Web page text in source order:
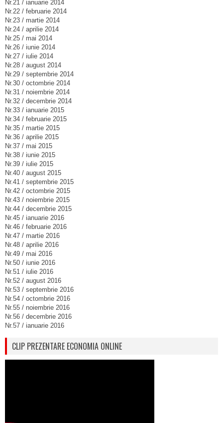
Nr.21 / ianuarie 2014
Nr.22 / februarie 2014
Nr.23 / martie 2014
Nr.24 / aprilie 2014
Nr.25 / mai 2014
Nr.26 / iunie 2014
Nr.27 / iulie 2014
Nr.28 / august 2014
Nr.29 / septembrie 2014
Nr.30 / octombrie 2014
Nr.31 / noiembrie 2014
Nr.32 / decembrie 2014
Nr.33 / ianuarie 2015
Nr.34 / februarie 2015
Nr.35 / martie 2015
Nr.36 / aprilie 2015
Nr.37 / mai 2015
Nr.38 / iunie 2015
Nr.39 / iulie 2015
Nr.40 / august 2015
Nr.41 / septembrie 2015
Nr.42 / octombrie 2015
Nr.43 / noiembrie 2015
Nr.44 / decembrie 2015
Nr.45 / ianuarie 2016
Nr.46 / februarie 2016
Nr.47 / martie 2016
Nr.48 / aprilie 2016
Nr.49 / mai 2016
Nr.50 / iunie 2016
Nr.51 / iulie 2016
Nr.52 / august 2016
Nr.53 / septembrie 2016
Nr.54 / octombrie 2016
Nr.55 / noiembrie 2016
Nr.56 / decembrie 2016
Nr.57 / ianuarie 2016
CLIP PREZENTARE ECONOMIA ONLINE